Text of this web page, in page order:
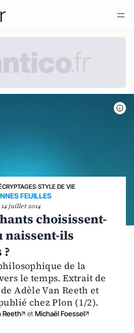
›STYLE DE VIE
FEUILLES
14 juillet 2014
choisissent-
naissent-ils
de la
le temps. Extrait de
Adèle Van Reeth et
chez Plon (1/2).
Reeth et Michaël Foessel